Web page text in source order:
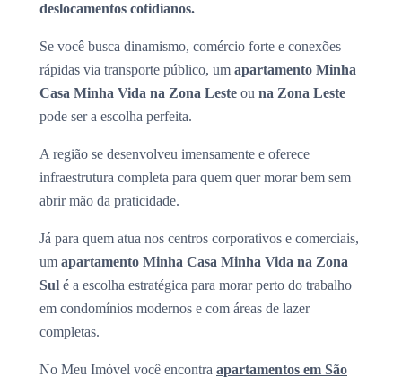
deslocamentos cotidianos.
Se você busca dinamismo, comércio forte e conexões
rápidas via transporte público, um apartamento Minha
Casa Minha Vida na Zona Leste ou na Zona Leste
pode ser a escolha perfeita.
A região se desenvolveu imensamente e oferece
infraestrutura completa para quem quer morar bem sem
abrir mão da praticidade.
Já para quem atua nos centros corporativos e comerciais,
um apartamento Minha Casa Minha Vida na Zona
Sul é a escolha estratégica para morar perto do trabalho
em condomínios modernos e com áreas de lazer
completas.
No Meu Imóvel você encontra apartamentos em São